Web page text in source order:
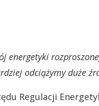
energetyki
odciążymy duże
Regulacji